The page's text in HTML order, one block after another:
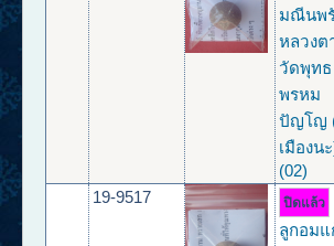
มณีนพ
หลวงต
วัดพุทธ
พรหม
ปัญโญ
เมืองน
(02)
19-9517 ปิดแล้ว
ลูกอมแ